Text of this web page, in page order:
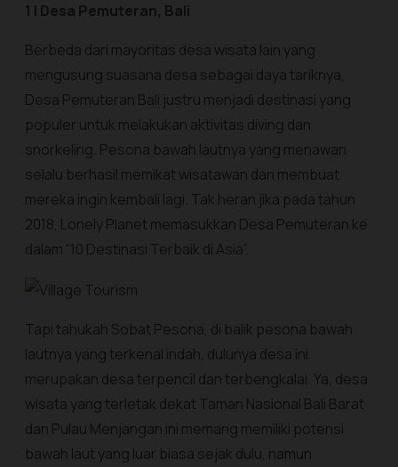
1 | Desa Pemuteran, Bali
Berbeda dari mayoritas desa wisata lain yang
mengusung suasana desa sebagai daya tariknya,
Desa Pemuteran Bali justru menjadi destinasi yang
populer untuk melakukan aktivitas diving dan
snorkeling. Pesona bawah lautnya yang menawan
selalu berhasil memikat wisatawan dan membuat
mereka ingin kembali lagi. Tak heran jika pada tahun
2018, Lonely Planet memasukkan Desa Pemuteran ke
dalam “10 Destinasi Terbaik di Asia”.
Tapi tahukah Sobat Pesona, di balik pesona bawah
lautnya yang terkenal indah, dulunya desa ini
merupakan desa terpencil dan terbengkalai. Ya, desa
wisata yang terletak dekat Taman Nasional Bali Barat
dan Pulau Menjangan ini memang memiliki potensi
bawah laut yang luar biasa sejak dulu, namun